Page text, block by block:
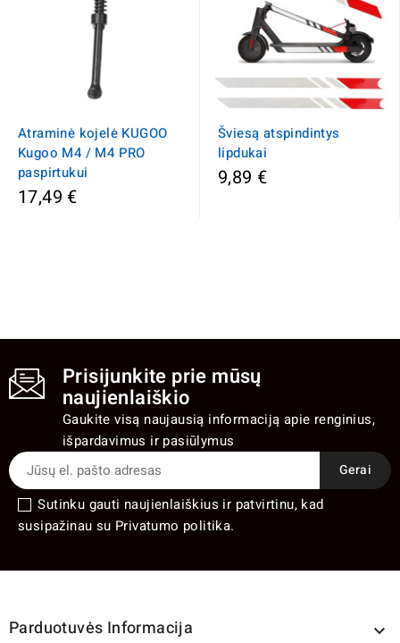
Atraminė kojelė KUGOO
Kugoo M4 / M4 PRO
paspirtukui
17,49 €
Šviesą atspindintys
lipdukai
9,89 €
Prisijunkite prie mūsų
naujienlaiškio
Gaukite visą naujausią informaciją apie renginius,
išpardavimus ir pasiūlymus
Sutinku gauti naujienlaiškius ir patvirtinu, kad
susipažinau su Privatumo politika.
Parduotuvės Informacija 